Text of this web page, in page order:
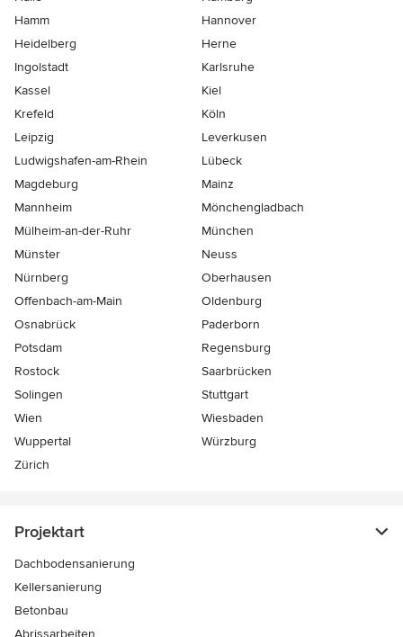
Hamm
Hannover
Heidelberg
Herne
Ingolstadt
Karlsruhe
Kassel
Kiel
Krefeld
Köln
Leipzig
Leverkusen
Ludwigshafen-am-Rhein
Lübeck
Magdeburg
Mainz
Mannheim
Mönchen­gladbach
Mülheim-an-der-Ruhr
München
Münster
Neuss
Nürnberg
Oberhausen
Offenbach-am-Main
Oldenburg
Osnabrück
Paderborn
Potsdam
Regensburg
Rostock
Saarbrücken
Solingen
Stuttgart
Wien
Wiesbaden
Wuppertal
Würzburg
Zürich
Projektart
Dachbodensanierung
Kellersanierung
Betonbau
Abrissarbeiten